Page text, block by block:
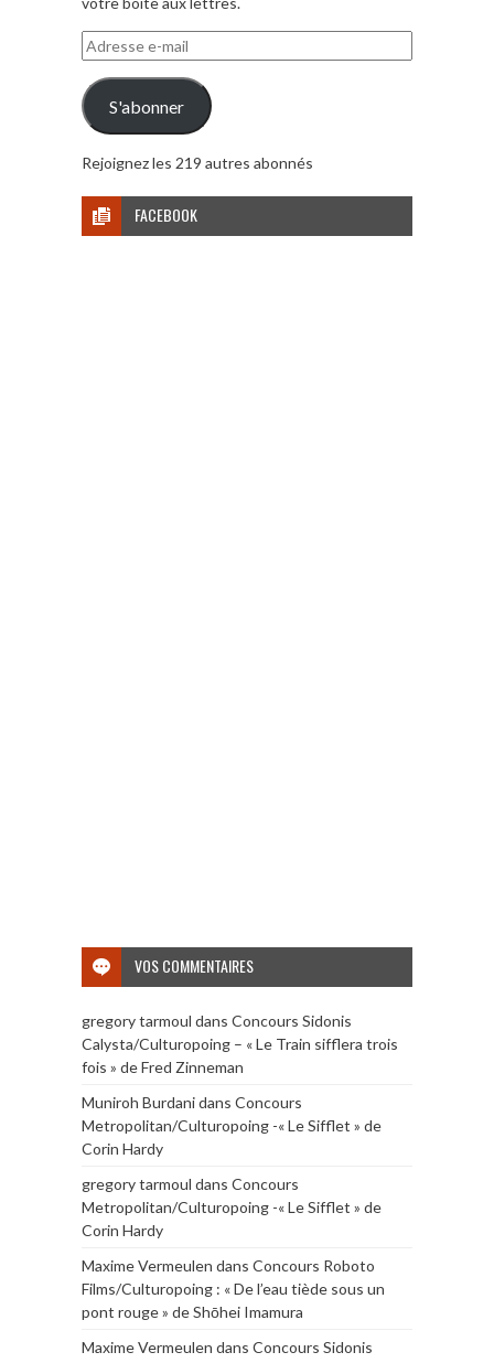
Adresse
e-
mail
S'abonner
Rejoignez les 219 autres abonnés
FACEBOOK
VOS COMMENTAIRES
gregory tarmoul dans Concours Sidonis
Calysta/Culturopoing – « Le Train sifflera trois
fois » de Fred Zinneman
Muniroh Burdanidans Concours
Metropolitan/Culturopoing -« Le Sifflet » de
Corin Hardy
gregory tarmoul dans Concours
Metropolitan/Culturopoing -« Le Sifflet » de
Corin Hardy
Maxime Vermeulen dans Concours Roboto
Films/Culturopoing : « De l’eau tiède sous un
pont rouge » de Shōhei Imamura
Maxime Vermeulen dans Concours Sidonis